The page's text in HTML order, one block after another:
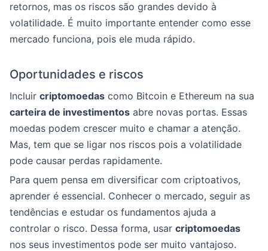
retornos, mas os riscos são grandes devido à
volatilidade. É muito importante entender como esse
mercado funciona, pois ele muda rápido.
Oportunidades e riscos
Incluir criptomoedas como Bitcoin e Ethereum na sua
carteira de investimentos abre novas portas. Essas
moedas podem crescer muito e chamar a atenção.
Mas, tem que se ligar nos riscos pois a volatilidade
pode causar perdas rapidamente.
Para quem pensa em diversificar com criptoativos,
aprender é essencial. Conhecer o mercado, seguir as
tendências e estudar os fundamentos ajuda a
controlar o risco. Dessa forma, usar criptomoedas
nos seus investimentos pode ser muito vantajoso.